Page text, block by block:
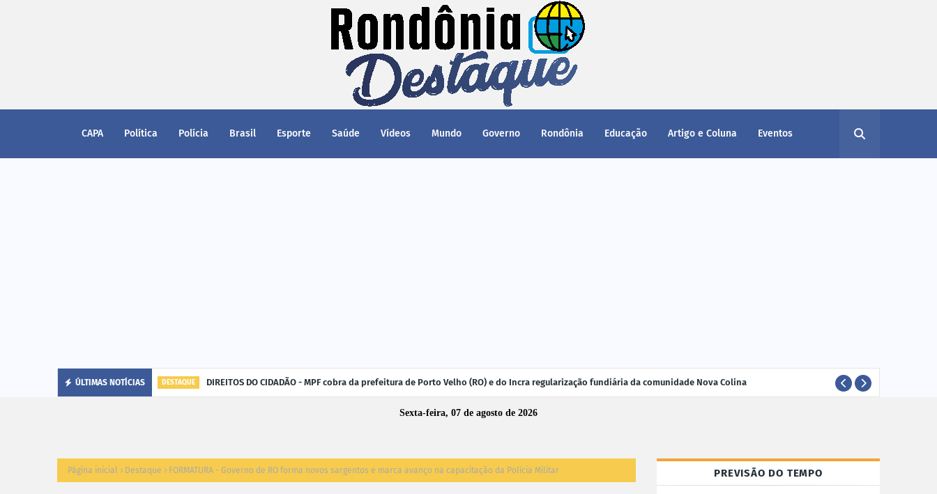
CAPA Política Polícia Brasil Esporte Saúde Vídeos Mundo Governo Rondônia Educação Artigo e Coluna Eventos
ÚLTIMAS NOTÍCIAS DESTAQUE DIREITOS DO CIDADÃO - MPF cobra da prefeitura de Porto Velho (RO) e do Incra regularização fundiária da comunidade Nova Colina
Sexta-feira, 07 de agosto de 2026
Página inicial Destaque FORMATURA - Governo de RO forma novos sargentos e marca avanço na capacitação da Polícia Militar PREVISÃO DO TEMPO